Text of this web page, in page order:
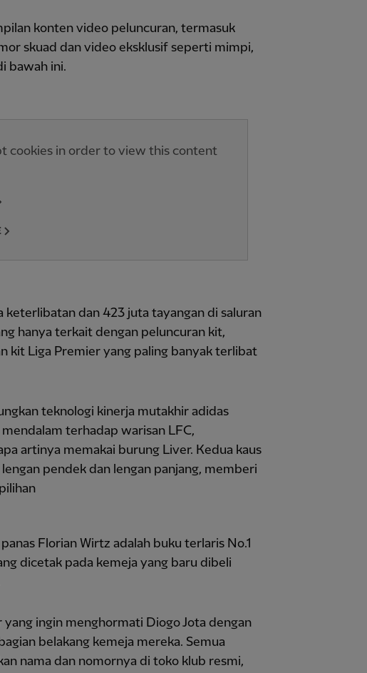
konten video peluncuran, termasuk
skuad dan video eksklusif seperti mimpi,
bawah ini.
cookies in order to view this content
keterlibatan dan 423 juta tayangan di saluran
hanya terkait dengan peluncuran kit,
kit Liga Premier yang paling banyak terlibat
teknologi kinerja mutakhir adidas
terhadap warisan LFC,
artinya memakai burung Liver. Kedua kaus
pendek dan lengan panjang, memberi
Florian Wirtz adalah buku terlaris No.1
dicetak pada kemeja yang baru dibeli
yang ingin menghormati Diogo Jota dengan
belakang kemeja mereka. Semua
nama dan nomornya di toko klub resmi,